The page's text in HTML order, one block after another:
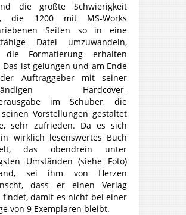
die größte Schwierigkeit
die 1200 mit MS-Works
Seiten so in eine
Datei umzuwandeln,
die Formatierung erhalten
Das ist gelungen und am Ende
Auftraggeber mit seiner
Hardcover-
im Schuber, die
Vorstellungen gestaltet
sehr zufrieden. Da es sich
wirklich lesenswertes Buch
das obendrein unter
Umständen (siehe Foto)
sei ihm von Herzen
dass er einen Verlag
damit es nicht bei einer
von 9 Exemplaren bleibt.